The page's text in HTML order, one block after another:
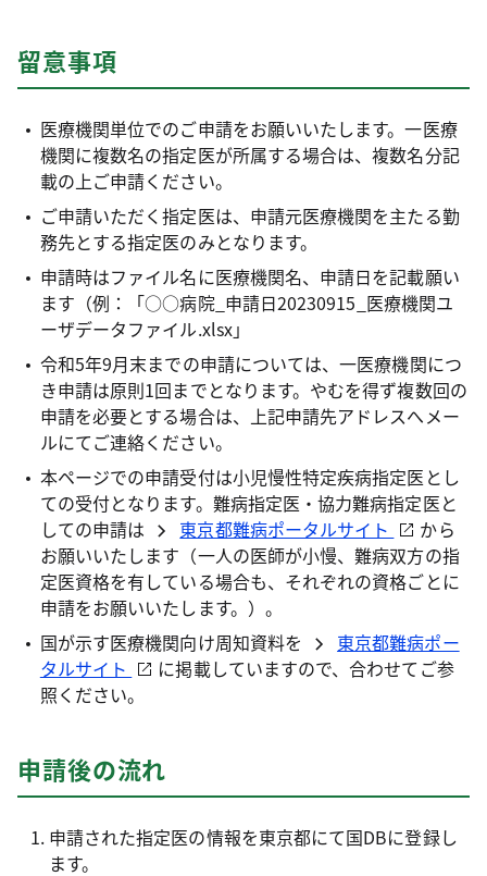
留意事項
医療機関単位でのご申請をお願いいたします。一医療
機関に複数名の指定医が所属する場合は、複数名分記
載の上ご申請ください。
ご申請いただく指定医は、申請元医療機関を主たる勤
務先とする指定医のみとなります。
申請時はファイル名に医療機関名、申請日を記載願い
ます（例：「○○病院_申請日20230915_医療機関ユ
ーザデータファイル.xlsx」
令和5年9月末までの申請については、一医療機関につ
き申請は原則1回までとなります。やむを得ず複数回の
申請を必要とする場合は、上記申請先アドレスへメー
ルにてご連絡ください。
本ページでの申請受付は小児慢性特定疾病指定医とし
ての受付となります。難病指定医・協力難病指定医と
しての申請は
東京都難病ポータルサイト
から
お願いいたします（一人の医師が小慢、難病双方の指
定医資格を有している場合も、それぞれの資格ごとに
申請をお願いいたします。）。
国が示す医療機関向け周知資料を
東京都難病ポー
タルサイト
に掲載していますので、合わせてご参
照ください。
申請後の流れ
申請された指定医の情報を東京都にて国DBに登録し
ます。